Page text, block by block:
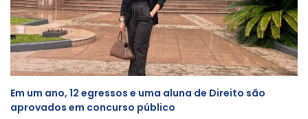
Em um ano, 12 egressos e uma aluna de Direito são
aprovados em concurso público